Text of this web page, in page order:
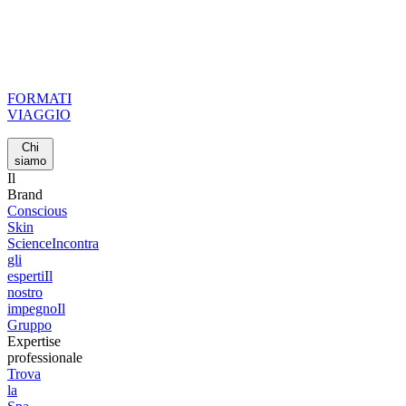
FORMATI
VIAGGIO
Chi
siamo
Il
Brand
Conscious
Skin
ScienceIncontra
gli
espertiIl
nostro
impegnoIl
Gruppo
Expertise
professionale
Trova
la